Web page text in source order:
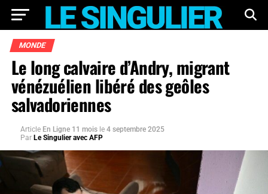
MONDE
Le long calvaire d’Andry, migrant
vénézuélien libéré des geôles
salvadoriennes
Article En Ligne 11 mois le 4 septembre 2025
Par Le Singulier avec AFP